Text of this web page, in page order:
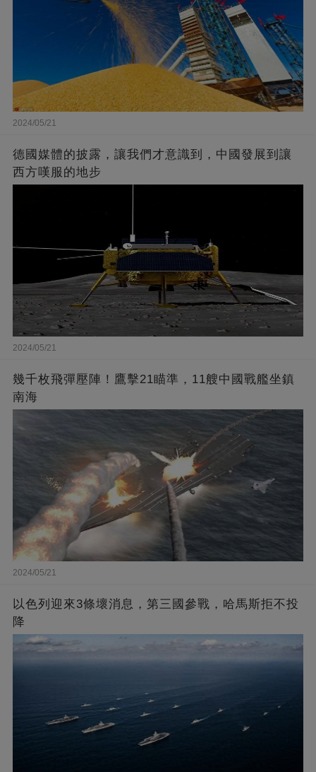
2024/05/21
德國媒體的披露，讓我們才意識到，中國發展到讓
西方嘆服的地步
2024/05/21
幾千枚飛彈壓陣！鷹擊21瞄準，11艘中國戰艦坐鎮
南海
2024/05/21
以色列迎來3條壞消息，第三國參戰，哈馬斯拒不投
降